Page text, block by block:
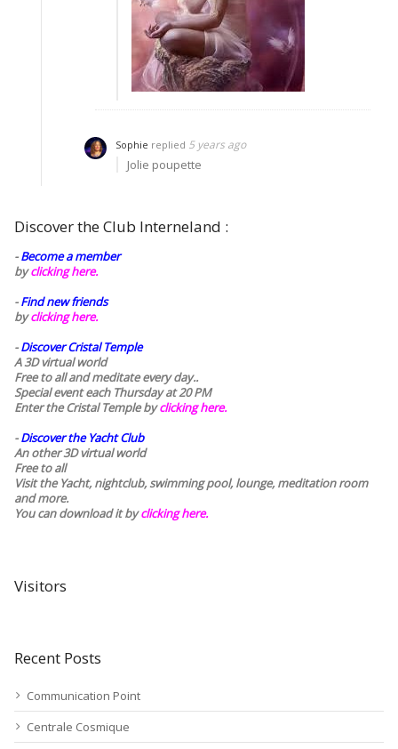
Sophie replied 5 years ago
Jolie poupette
Discover the Club Interneland :
-Become a member
byclicking here.
-Find new friends
byclicking here.
-Discover Cristal Temple
A 3D virtual world
Free to all and meditate every day..
Special event each Thursday at 20 PM
Enter the Cristal Temple byclicking here.
-Discover the Yacht Club
An other 3D virtual world
Free to all
Visit the Yacht, nightclub, swimming pool, lounge, meditation room
and more.
You can download it byclicking here.
Visitors
Recent Posts
Communication Point
Centrale Cosmique